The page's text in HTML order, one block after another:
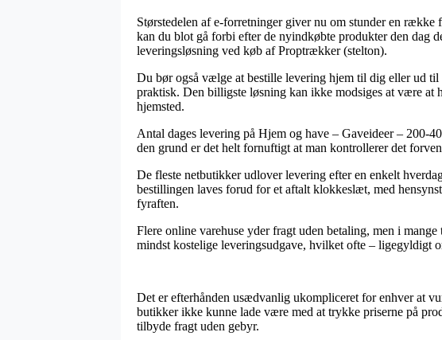
Størstedelen af e-forretninger giver nu om stunder en
kan du blot gå forbi efter de nyindkøbte produkter den dag
leveringsløsning ved køb af Proptrækker (stelton).
Du bør også vælge at bestille levering hjem til dig eller ud
praktisk. Den billigste løsning kan ikke modsiges at være at
hjemsted.
Antal dages levering på Hjem og have – Gaveideer –
den grund er det helt fornuftigt at man kontrollerer det
De fleste netbutikker udlover levering efter en enkelt
bestillingen laves forud for et aftalt klokkeslæt, med
fyraften.
Flere online varehuse yder fragt uden betaling, men i
mindst kostelige leveringsudgave, hvilket ofte – ligegyldigt
Det er efterhånden usædvanlig ukompliceret for enhver at
butikker ikke kunne lade være med at trykke priserne på
tilbyde fragt uden gebyr.